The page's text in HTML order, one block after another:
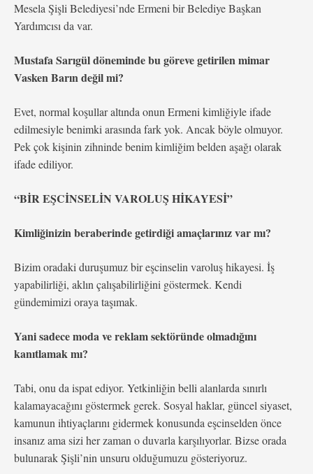
Mesela Şişli Belediyesi’nde Ermeni bir Belediye Başkan
Yardımcısı da var.
Mustafa Sarıgül döneminde bu göreve getirilen mimar
Vasken Barın değil mi?
Evet, normal koşullar altında onun Ermeni kimliğiyle ifade
edilmesiyle benimki arasında fark yok. Ancak böyle olmuyor.
Pek çok kişinin zihninde benim kimliğim belden aşağı olarak
ifade ediliyor.
“BİR EŞCİNSELİN VAROLUŞ HİKAYESİ”
Kimliğinizin beraberinde getirdiği amaçlarınız var mı?
Bizim oradaki duruşumuz bir eşcinselin varoluş hikayesi. İş
yapabilirliği, aklın çalışabilirliğini göstermek. Kendi
gündemimizi oraya taşımak.
Yani sadece moda ve reklam sektöründe olmadığını
kanıtlamak mı?
Tabi, onu da ispat ediyor. Yetkinliğin belli alanlarda sınırlı
kalamayacağını göstermek gerek. Sosyal haklar, güncel siyaset,
kamunun ihtiyaçlarını gidermek konusunda eşcinselden önce
insanız ama sizi her zaman o duvarla karşılıyorlar. Bizse orada
bulunarak Şişli’nin unsuru olduğumuzu gösteriyoruz.